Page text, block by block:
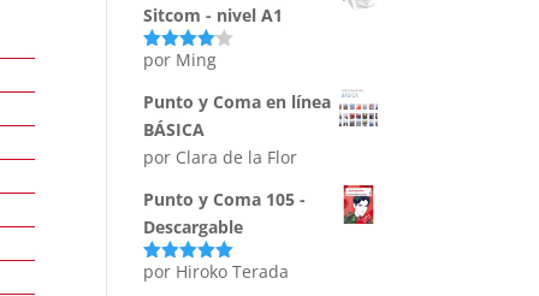
Sitcom - nivel A1
Valorado
5
por Ming
Punto y Coma en línea
BÁSICA
por Clara de la Flor
Punto y Coma 105 -
Descargable
Valorado
por Hiroko Terada